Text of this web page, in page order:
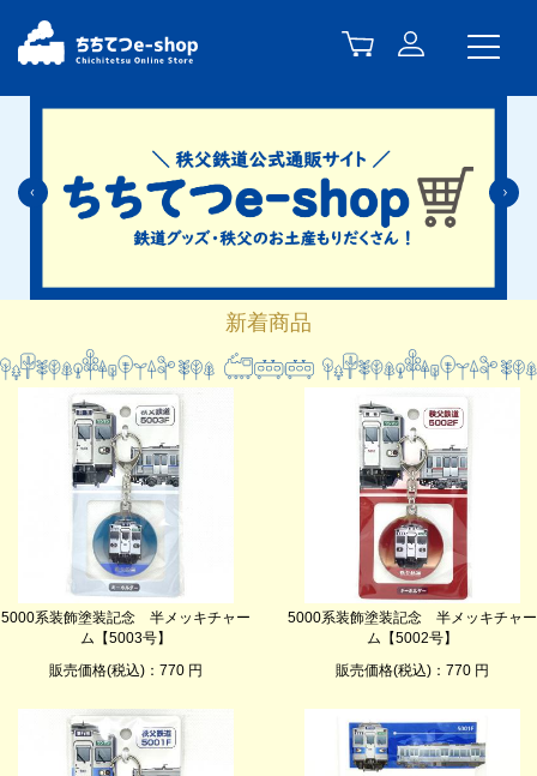
Previous
新着商品
5000系装飾塗装記念 半メッキチャー
ム【5003号】
販売価格(税込)：770 円
5000系装飾塗装記念 半メッキチャー
ム【5002号】
販売価格(税込)：770 円